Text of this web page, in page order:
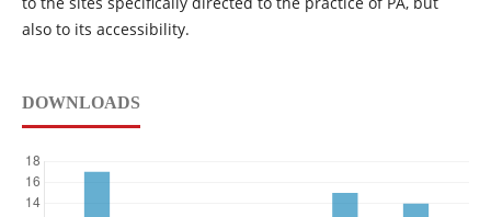
also to its accessibility.
DOWNLOADS